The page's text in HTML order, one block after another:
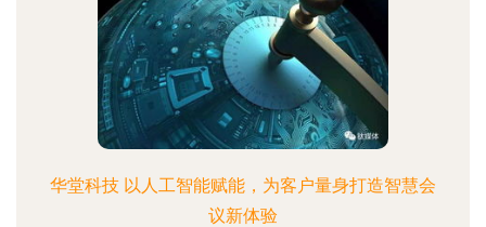
华堂科技 以人工智能赋能，为客户量身打造智慧会
议新体验